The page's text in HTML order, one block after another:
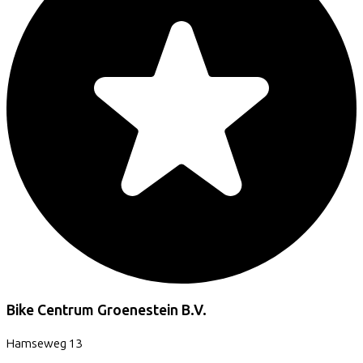
Bike Centrum Groenestein B.V.
Hamseweg 13